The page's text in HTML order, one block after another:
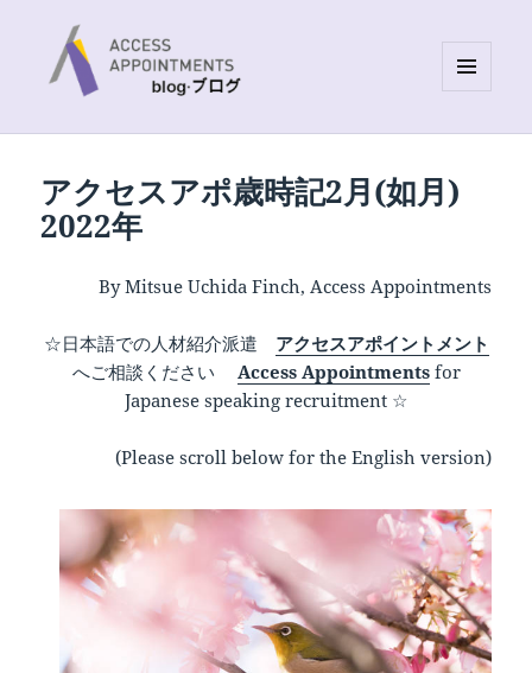
WIDGETS
アクセスアポ歳時記2月(如月)
2022年
By Mitsue Uchida Finch, Access Appointments
☆日本語での人材紹介派遣 アクセスアポイントメント
へご相談ください Access Appointmentsfor
Japanese speaking recruitment ☆
(Please scroll below for the English version)